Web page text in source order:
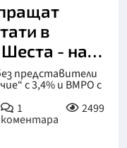
в
- на
представители
с 3,4% и ВМРО с
1
коментара
2499